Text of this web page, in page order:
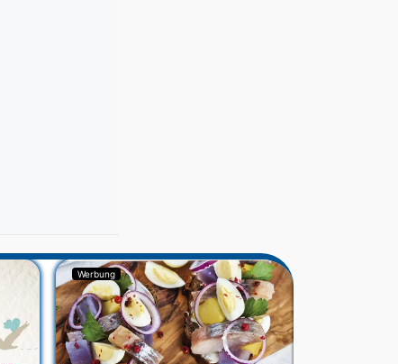
Werbung